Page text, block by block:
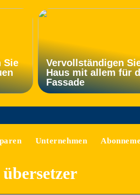
Sie
Vervollständigen
Haus mit allem für
Fassade
Unternehmen